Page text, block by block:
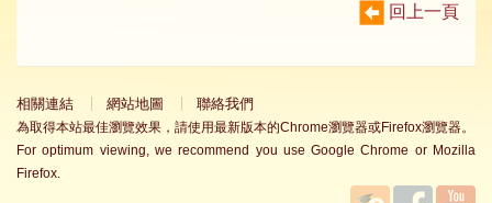
回上一頁
相關連結 網站地圖 聯絡我們
為取得本站最佳瀏覽效果，請使用最新版本的Chrome瀏覽器或Firefox瀏覽器。
For optimum viewing, we recommend you use Google Chrome or Mozilla
Firefox.